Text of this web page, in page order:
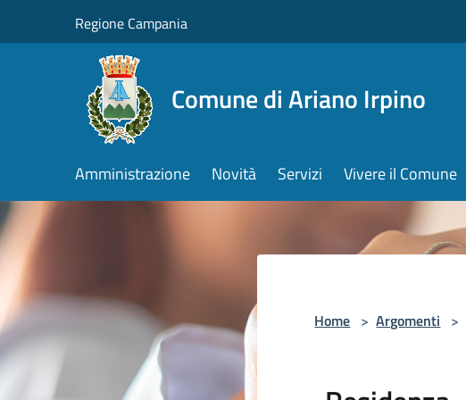
Regione Campania
Comune di Ariano Irpino
Amministrazione Novità Servizi Vivere il Comune
Home > Argomenti >